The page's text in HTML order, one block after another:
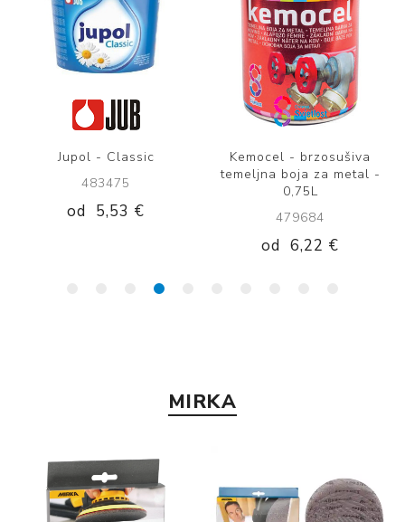
Jupol - Classic
483475
od 5,53 €
Kemocel - brzosušiva
temeljna boja za metal -
0,75L
479684
od 6,22 €
MIRKA